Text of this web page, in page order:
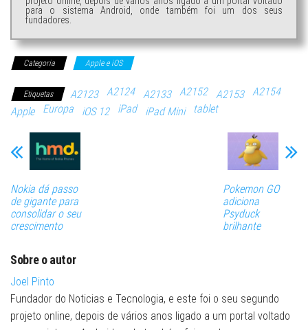
para o sistema Android, onde também foi um dos seus
fundadores.
Categoria Apple e iOS
Etiquetas A2123 A2124 A2133 A2152 A2153
A2154
Apple
Europa iOS 12 iPad iPad Mini tablet
Nokia dá passo
de gigante para
consolidar o seu
crescimento
Pokemon GO
adiciona
Psyduck
brilhante
Sobre o autor
Joel Pinto
Fundador do Noticias e Tecnologia, e este foi o seu segundo
projeto online, depois de vários anos ligado a um portal voltado